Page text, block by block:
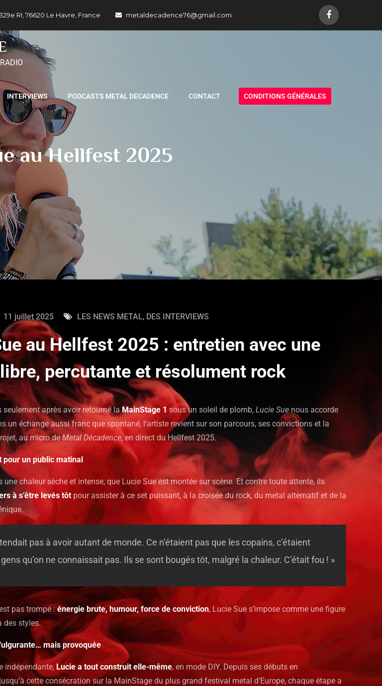
RI, 76620 Le Havre, France metaldecadence76@gmail.com
INTERVIEWS PODCASTS METAL DECADENCE CONTACT CONDITIONS GÉNÉRALES
au Hellfest 2025
11 juillet 2025 LES NEWS METAL, DES INTERVIEWS
au Hellfest 2025 : entretien avec une
percutante et résolument rock
seulement après avoir retourné laMainStage 1 sous un soleil de plomb, Lucie Suenous accorde
un échange aussi franc que spontané, l’artiste revient sur son parcours, ses convictions et la
au micro de Metal Décadence, en direct du Hellfest 2025.
pour un public matinal
une chaleur sèche et intense, que Lucie Sue est montée sur scène. Et contre toute attente, ils
à s’être levés tôtpour assister à ce set puissant, à la croisée du rock, du metal alternatif et de la
pas à avoir autant de monde. Ce n’étaient pas que les copains, c’étaient
qu’on ne connaissait pas. Ils se sont bougés tôt, malgré la chaleur. C’était fou ! »
pas trompé :énergie brute, humour, force de conviction, Lucie Sue s’impose comme une figure
des styles.
mais provoquée
indépendante, Lucie a tout construit elle-même, en mode DIY. Depuis ses débuts en
cette consécration sur la MainStage du plus grand festival metal d’Europe, chaque étape a